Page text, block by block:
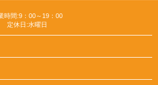
時間:9：00～19：00
定休日:水曜日